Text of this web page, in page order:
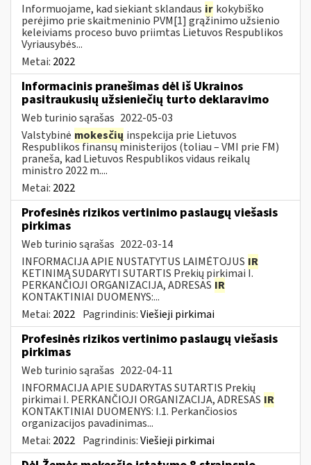
Informuojame, kad siekiant sklandaus ir kokybiško
perėjimo prie skaitmeninio PVM[1] grąžinimo užsienio
keleiviams proceso buvo priimtas Lietuvos Respublikos
Vyriausybės...
Metai: 2022
Informacinis pranešimas dėl iš Ukrainos
pasitraukusių užsieniečių turto deklaravimo
Web turinio sąrašas 2022-05-03
Valstybinė mokesčių inspekcija prie Lietuvos
Respublikos finansų ministerijos (toliau – VMI prie FM)
praneša, kad Lietuvos Respublikos vidaus reikalų
ministro 2022 m....
Metai: 2022
Profesinės rizikos vertinimo paslaugų viešasis
pirkimas
Web turinio sąrašas 2022-03-14
INFORMACIJA APIE NUSTATYTUS LAIMĖTOJUS IR
KETINIMĄ SUDARYTI SUTARTIS Prekių pirkimai I.
PERKANČIOJI ORGANIZACIJA, ADRESAS IR
KONTAKTINIAI DUOMENYS:...
Metai: 2022 Pagrindinis:Viešieji pirkimai
Profesinės rizikos vertinimo paslaugų viešasis
pirkimas
Web turinio sąrašas 2022-04-11
INFORMACIJA APIE SUDARYTAS SUTARTIS Prekių
pirkimai I. PERKANČIOJI ORGANIZACIJA, ADRESAS IR
KONTAKTINIAI DUOMENYS: I.1. Perkančiosios
organizacijos pavadinimas...
Metai: 2022 Pagrindinis:Viešieji pirkimai